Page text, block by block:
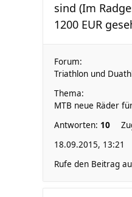
sind (Im
1200 EUR
Forum:
Triathlon und
Thema:
MTB neue Räder
Antworten: 10
18.09.2015, 13:21
Rufe den Beitrag